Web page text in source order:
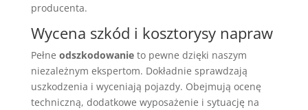
producenta.
Wycena szkód i kosztorysy napraw
Pełne odszkodowanieto pewne dzięki naszym
niezależnym ekspertom. Dokładnie sprawdzają
uszkodzenia i wyceniają pojazdy. Obejmują ocenę
techniczną, dodatkowe wyposażenie i sytuację na